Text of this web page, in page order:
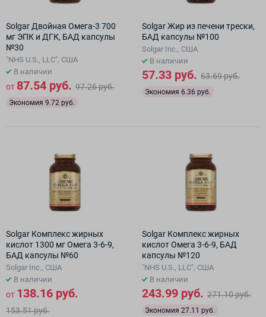
Solgar Двойная Омега-3 700
мг ЭПК и ДГК, БАД капсулы
№30
"NHS U.S., LLC", США
В наличии
от 87.54 руб. 97.26 руб.
Экономия 9.72 руб.
Solgar Жир из печени трески,
БАД капсулы №100
Solgar Inc., США
В наличии
57.33 руб. 63.69 руб.
Экономия 6.36 руб.
Solgar Комплекс жирных
кислот 1300 мг Омега 3-6-9,
БАД капсулы №60
Solgar Inc., США
В наличии
от 138.16 руб.
153.51 руб.
Solgar Комплекс жирных
кислот Омега 3-6-9, БАД
капсулы №120
"NHS U.S., LLC", США
В наличии
243.99 руб. 271.10 руб.
Экономия 27.11 руб.